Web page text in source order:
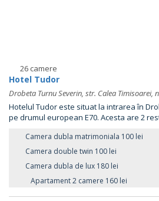
26 camere
Hotel Tudor
Drobeta Turnu Severin, str. Calea Timisoarei,
Hotelul Tudor este situat la intrarea în
pe drumul european E70. Acesta are 2
Camera dubla matrimoniala 100 lei
Camera double twin 100 lei
Camera dubla de lux 180 lei
Apartament 2 camere 160 lei